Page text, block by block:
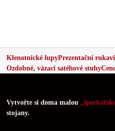
Klenotnické lupyPrezentační
Ozdobné, vázací satéhové stuhy
Vytvořte si doma malou
stojany.